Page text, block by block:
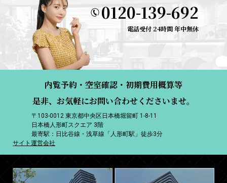
0120-139-692
電話受付 24時間 年中無休
内覧予約・空室確認・初期費用概算等
是非、お気軽にお問い合わせくださいませ。
〒103-0012 東京都中央区日本橋堀留町 1-8-11
日本橋人形町スクエア 3階
最寄駅：日比谷線・浅草線「人形町駅」徒歩3分
サイト運営会社